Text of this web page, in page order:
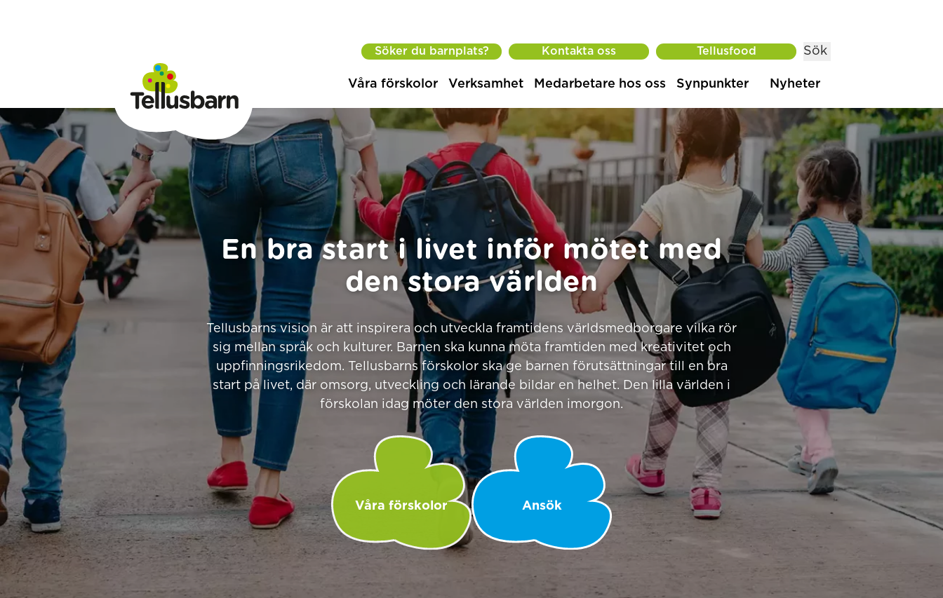
Söker du barnplats? Kontakta oss Tellusfood Sök
Våra förskolor Verksamhet Medarbetare hos oss Synpunkter Nyheter
En bra start i livet inför mötet med
den stora världen
Tellusbarns vision är att inspirera och utveckla framtidens världsmedborgare vilka rör
sig mellan språk och kulturer. Barnen ska kunna möta framtiden med kreativitet och
uppfinningsrikedom. Tellusbarns förskolor ska ge barnen förutsättningar till en bra
start på livet, där omsorg, utveckling och lärande bildar en helhet. Den lilla världen i
förskolan idag möter den stora världen imorgon.
Våra förskolor Ansök